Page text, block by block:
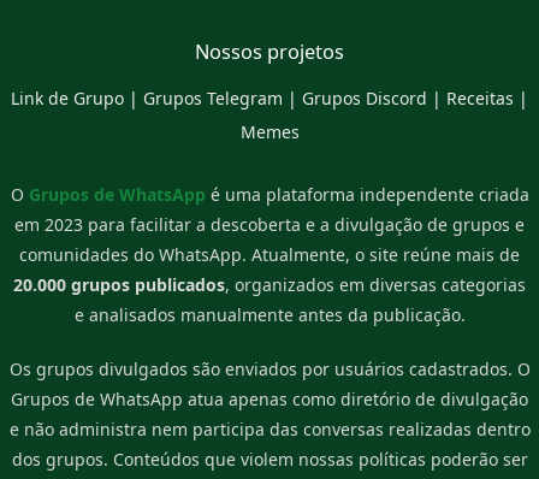
Nossos projetos
Link de Grupo | Grupos Telegram | Grupos Discord | Receitas |
Memes
O Grupos de WhatsApp é uma plataforma independente criada
em 2023 para facilitar a descoberta e a divulgação de grupos e
comunidades do WhatsApp. Atualmente, o site reúne mais de
20.000 grupos publicados, organizados em diversas categorias
e analisados manualmente antes da publicação.
Os grupos divulgados são enviados por usuários cadastrados. O
Grupos de WhatsApp atua apenas como diretório de divulgação
e não administra nem participa das conversas realizadas dentro
dos grupos. Conteúdos que violem nossas políticas poderão ser